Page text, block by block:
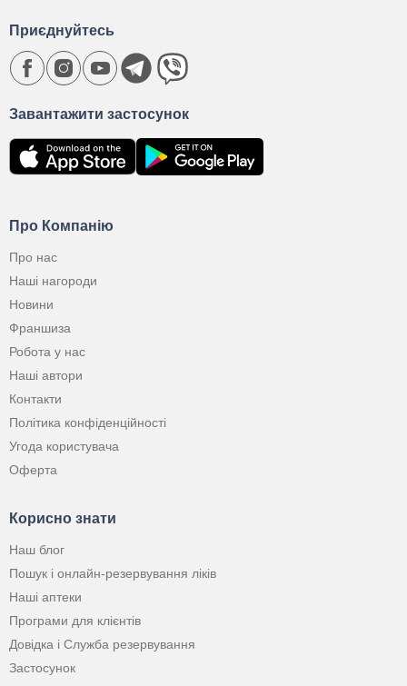
Про Компанію
Про нас
Наші нагороди
Новини
Франшиза
Робота у нас
Наші автори
Контакти
Політика конфіденційності
Угода користувача
Оферта
Корисно знати
Наш блог
Пошук і онлайн-резервування ліків
Наші аптеки
Програми для клієнтів
Довідка і Служба резервування
Застосунок
Завантажити застосунок
Приєднуйтесь